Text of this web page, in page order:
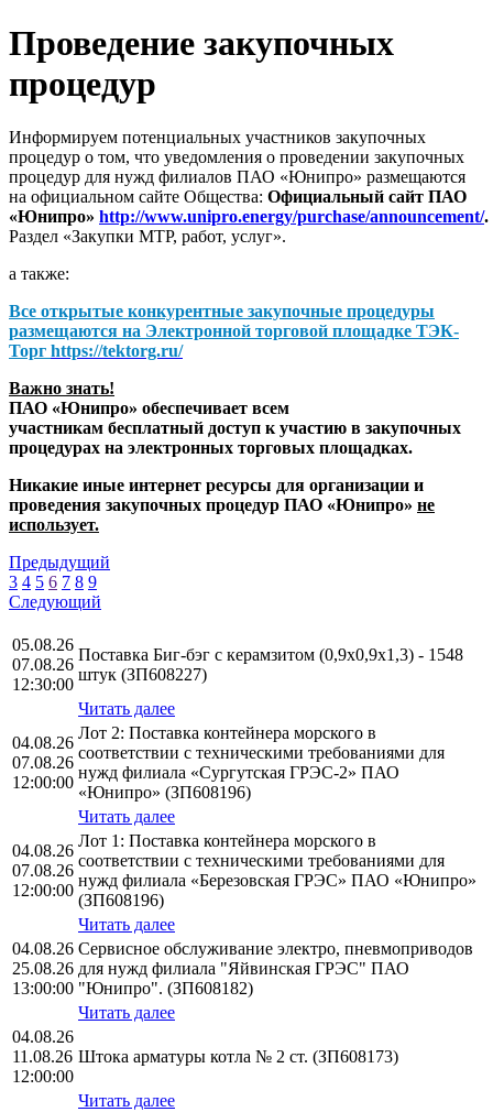
Проведение закупочных
процедур
Информируем потенциальных участников закупочных
процедур о том, что уведомления о проведении закупочных
процедур для нужд филиалов ПАО «Юнипро» размещаются
на официальном сайте Общества: Официальный сайт ПАО
«Юнипро» http://www.unipro.energy/purchase/announcement/.
Раздел «Закупки МТР, работ, услуг».
а также:
Все открытые конкурентные закупочные процедуры
размещаются на Электронной торговой площадке ТЭК-
Торг https://tektorg.ru/
Важно знать!
ПАО «Юнипро» обеспечивает всем
участникам бесплатный доступ к участию в закупочных
процедурах на электронных торговых площадках.
Никакие иные интернет ресурсы для организации и
проведения закупочных процедур ПАО «Юнипро» не
использует.
Предыдущий
3 4 5 6 7 8 9
Следующий
05.08.26
07.08.26
12:30:00
Поставка Биг-бэг с керамзитом (0,9х0,9х1,3) - 1548
штук (ЗП608227)
Читать далее
04.08.26
07.08.26
12:00:00
Лот 2: Поставка контейнера морского в
соответствии с техническими требованиями для
нужд филиала «Сургутская ГРЭС-2» ПАО
«Юнипро» (ЗП608196)
Читать далее
04.08.26
07.08.26
12:00:00
Лот 1: Поставка контейнера морского в
соответствии с техническими требованиями для
нужд филиала «Березовская ГРЭС» ПАО «Юнипро»
(ЗП608196)
Читать далее
04.08.26
25.08.26
13:00:00
Сервисное обслуживание электро, пневмоприводов
для нужд филиала "Яйвинская ГРЭС" ПАО
"Юнипро". (ЗП608182)
Читать далее
04.08.26
11.08.26
12:00:00
Штока арматуры котла № 2 ст. (ЗП608173)
Читать далее